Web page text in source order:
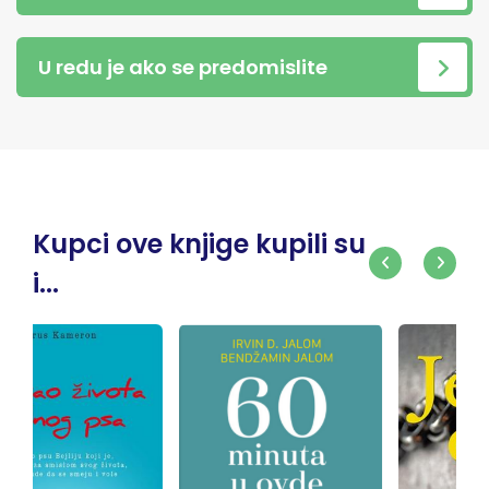
U redu je ako se predomislite
Kupci ove knjige kupili su
i...